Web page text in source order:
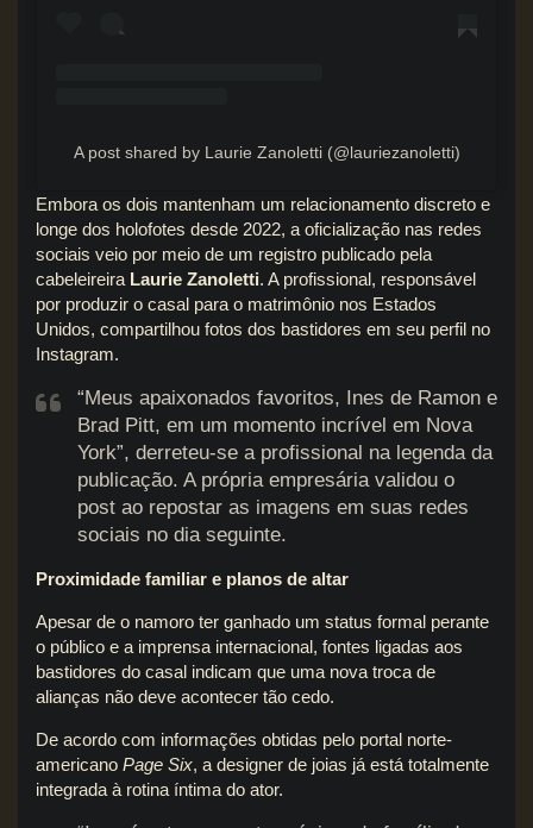
A post shared by Laurie Zanoletti (@lauriezanoletti)
Embora os dois mantenham um relacionamento discreto e
longe dos holofotes desde 2022, a oficialização nas redes
sociais veio por meio de um registro publicado pela
cabeleireira Laurie Zanoletti. A profissional, responsável
por produzir o casal para o matrimônio nos Estados
Unidos, compartilhou fotos dos bastidores em seu perfil no
Instagram.
“Meus apaixonados favoritos, Ines de Ramon e
Brad Pitt, em um momento incrível em Nova
York”, derreteu-se a profissional na legenda da
publicação. A própria empresária validou o
post ao repostar as imagens em suas redes
sociais no dia seguinte.
Proximidade familiar e planos de altar
Apesar de o namoro ter ganhado um status formal perante
o público e a imprensa internacional, fontes ligadas aos
bastidores do casal indicam que uma nova troca de
alianças não deve acontecer tão cedo.
De acordo com informações obtidas pelo portal norte-
americano Page Six, a designer de joias já está totalmente
integrada à rotina íntima do ator.